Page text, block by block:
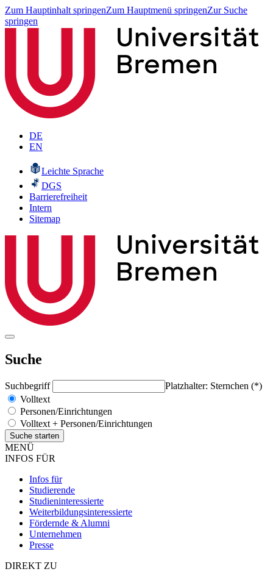
Zum Hauptinhalt springenZum Hauptmenü springenZur Suche
springen
DE
EN
Leichte Sprache
DGS
Barrierefreiheit
Intern
Sitemap
Suche
Suchbegriff
Platzhalter: Sternchen (*)
Volltext
Personen/Einrichtungen
Volltext + Personen/Einrichtungen
MENÜ
INFOS FÜR
Infos für
Studierende
Studieninteressierte
Weiterbildungsinteressierte
Fördernde & Alumni
Unternehmen
Presse
DIREKT ZU